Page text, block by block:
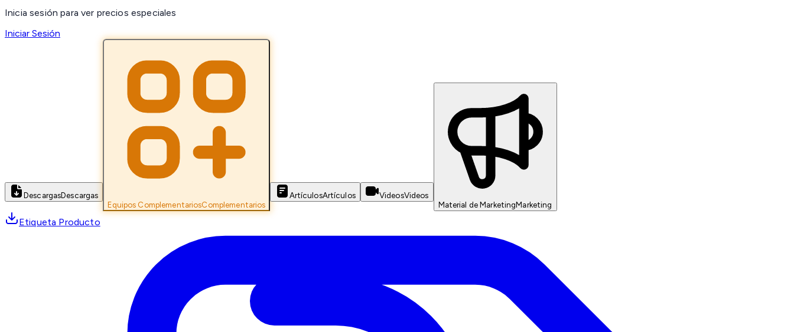
Inicia sesión para ver precios especiales
Iniciar Sesión
DescargasDescargas
Equipos ComplementariosComplementarios
ArtículosArtículos VideosVideos
Material de MarketingMarketing
Etiqueta Producto